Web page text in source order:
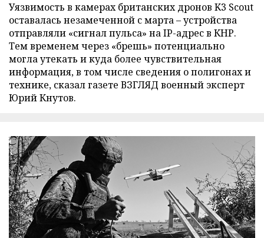
Уязвимость в камерах британских дронов K3 Scout
оставалась незамеченной с марта – устройства
отправляли «сигнал пульса» на IP-адрес в КНР.
Тем временем через «брешь» потенциально
могла утекать и куда более чувствительная
информация, в том числе сведения о полигонах и
технике, сказал газете ВЗГЛЯД военный эксперт
Юрий Кнутов.